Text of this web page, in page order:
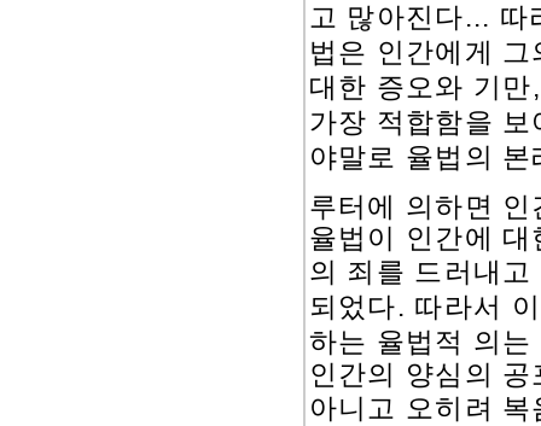
고 많아진다... 따
법은 인간에게 그
대한 증오와 기만
가장 적합함을 보
야말로 율법의
루터에 의하면
율법이 인간에
의 죄를 드러내
되었다. 따라서
하는 율법적 의
인간의 양심의
아니고 오히려